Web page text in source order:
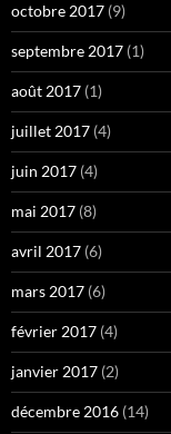
octobre 2017 (9)
septembre 2017 (1)
août 2017 (1)
juillet 2017 (4)
juin 2017 (4)
mai 2017 (8)
avril 2017 (6)
mars 2017 (6)
février 2017 (4)
janvier 2017 (2)
décembre 2016 (14)